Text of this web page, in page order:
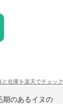
と在庫を楽天でチェック
のあるイヌの